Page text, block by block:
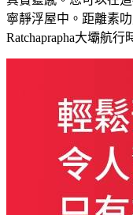
寧靜浮屋中。距離素
Ratchaprapha大壩航